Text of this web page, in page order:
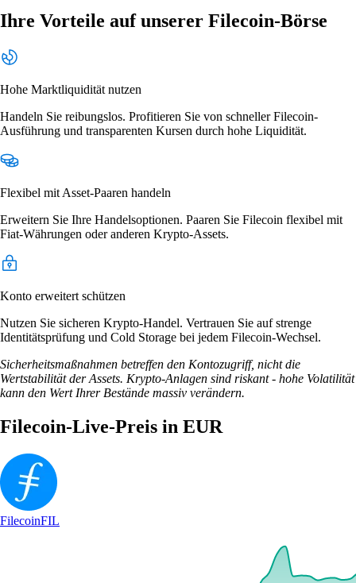
Ihre Vorteile auf unserer Filecoin-Börse
Hohe Marktliquidität nutzen
Handeln Sie reibungslos. Profitieren Sie von schneller Filecoin-
Ausführung und transparenten Kursen durch hohe Liquidität.
Flexibel mit Asset-Paaren handeln
Erweitern Sie Ihre Handelsoptionen. Paaren Sie Filecoin flexibel mit
Fiat-Währungen oder anderen Krypto-Assets.
Konto erweitert schützen
Nutzen Sie sicheren Krypto-Handel. Vertrauen Sie auf strenge
Identitätsprüfung und Cold Storage bei jedem Filecoin-Wechsel.
Sicherheitsmaßnahmen betreffen den Kontozugriff, nicht die
Wertstabilität der Assets. Krypto-Anlagen sind riskant - hohe Volatilität
kann den Wert Ihrer Bestände massiv verändern.
Filecoin-Live-Preis in EUR
FilecoinFIL